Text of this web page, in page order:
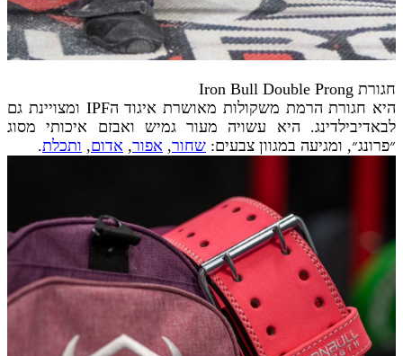
חגורת Iron Bull Double Prong
היא חגורת הרמת משקולות מאושרת איגוד הIPF ומצויינת גם
לבאדיבילדינג. היא עשויה מעור גמיש ואבזם איכותי מסוג
״פרונג״, ומגיעה במגוון צבעים: שחור, אפור, אדום, ותכלת.